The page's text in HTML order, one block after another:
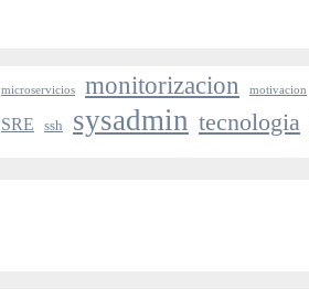
microservicios monitorizacion motivacion
SRE ssh sysadmin tecnologia